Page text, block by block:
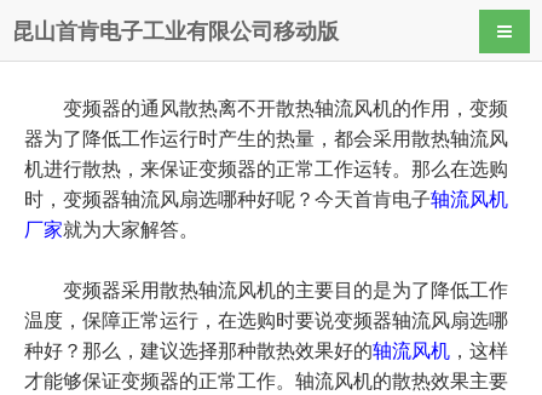
昆山首肯电子工业有限公司移动版 导航
变频器的通风散热离不开散热轴流风机的作用，变频
器为了降低工作运行时产生的热量，都会采用散热轴流风
机进行散热，来保证变频器的正常工作运转。那么在选购
时，变频器轴流风扇选哪种好呢？今天首肯电子轴流风机
厂家就为大家解答。
变频器采用散热轴流风机的主要目的是为了降低工作
温度，保障正常运行，在选购时要说变频器轴流风扇选哪
种好？那么，建议选择那种散热效果好的轴流风机 ，这样
才能够保证变频器的正常工作。轴流风机的散热效果主要